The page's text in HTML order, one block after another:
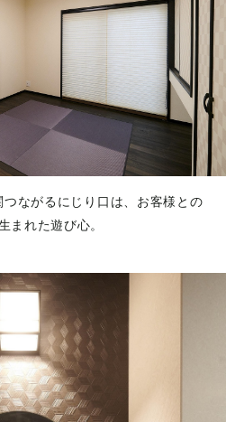
ながるにじり口は、お客様との
まれた遊び心。